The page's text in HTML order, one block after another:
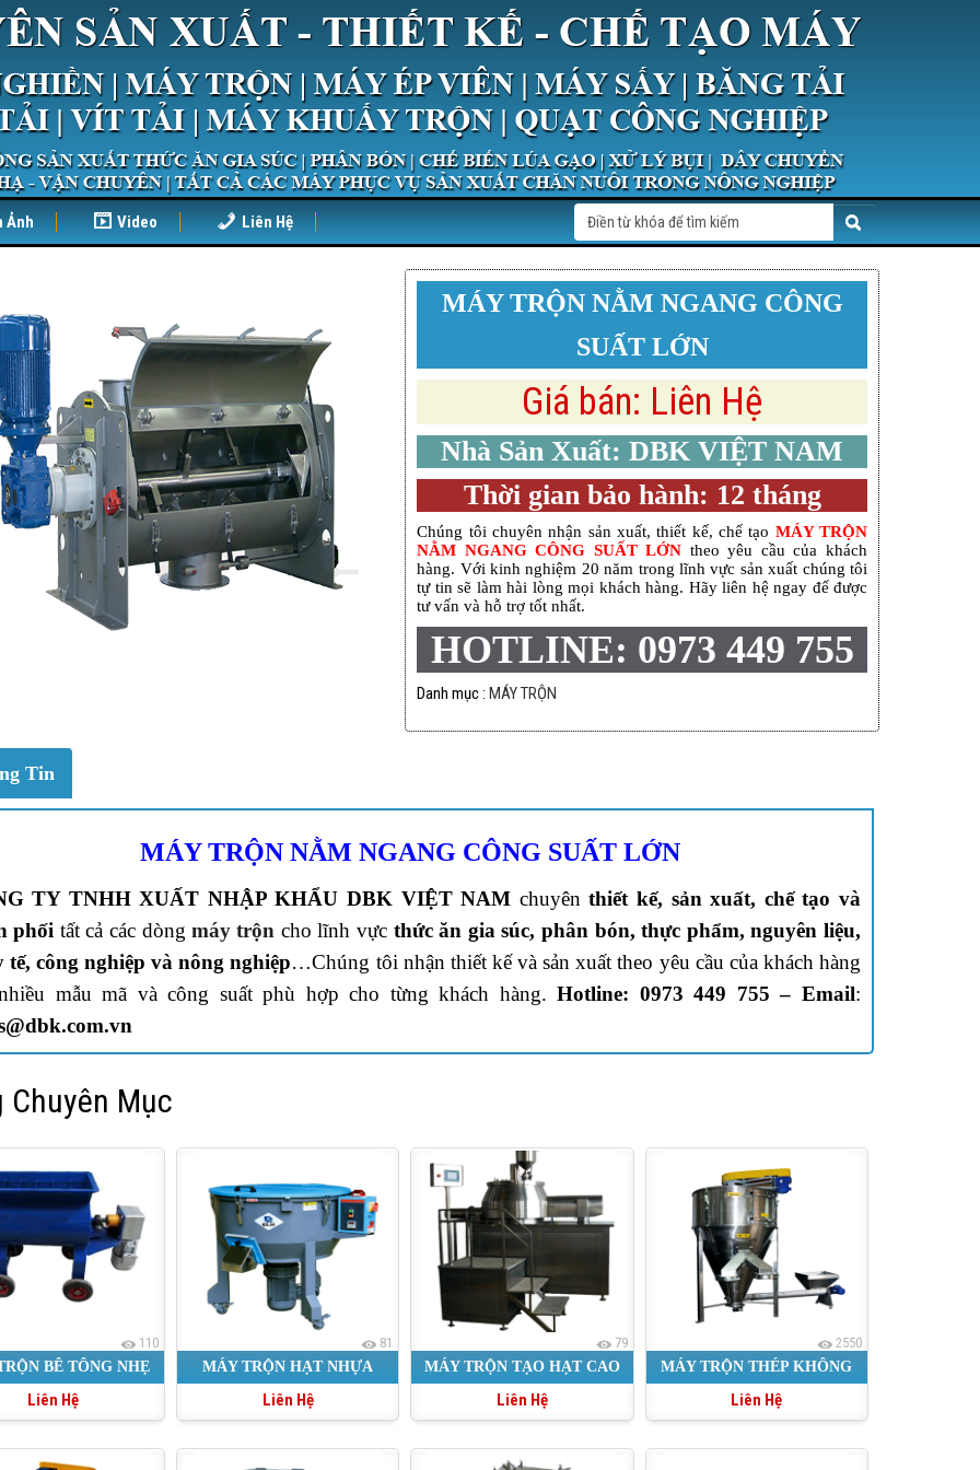
Ảnh Video Liên Hệ
MÁY TRỘN NẰM NGANG CÔNG
SUẤT LỚN
Giá bán: Liên Hệ
Nhà Sản Xuất: DBK VIỆT NAM
Thời gian bảo hành: 12 tháng
Chúng tôi chuyên nhận sản xuất, thiết kế, chế tạo MÁY TRỘN
NẰM NGANG CÔNG SUẤT LỚN theo yêu cầu của khách
hàng. Với kinh nghiệm 20 năm trong lĩnh vực sản xuất chúng tôi
tự tin sẽ làm hài lòng mọi khách hàng. Hãy liên hệ ngay để được
tư vấn và hỗ trợ tốt nhất.
HOTLINE: 0973 449 755
Danh mục :MÁY TRỘN
Tin
MÁY TRỘN NẰM NGANG CÔNG SUẤT LỚN
TY TNHH XUẤT NHẬP KHẨU DBK VIỆT NAM chuyênthiết kế, sản xuất, chế tạo và
phối tất cả các dòngmáy trộn cho lĩnh vực thức ăn gia súc, phân bón, thực phẩm, nguyên liệu,
tế, công nghiệp và nông nghiệp…Chúng tôi nhận thiết kế và sản xuất theo yêu cầu của khách hàng
mẫu mã và công suất phù hợp cho từng khách hàng.Hotline: 0973 449 755 –Email:
Chuyên Mục
110
BÊ TÔNG NHẸ
Liên Hệ
81
MÁY TRỘN HẠT NHỰA
CƯỠNG BỨC
Liên Hệ
79
MÁY TRỘN TẠO HẠT CAO
TỐC
Liên Hệ
2550
MÁY TRỘN THÉP KHÔNG
RỈ
Liên Hệ